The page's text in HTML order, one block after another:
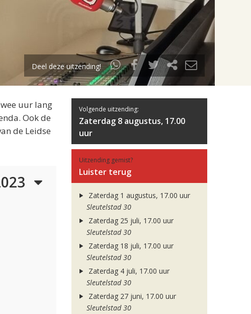
Deel deze uitzending!
uur lang
Ook de
de Leidse
Volgende uitzending:
Zaterdag 8 augustus, 17.00
uur
Uitzending gemist?
Luister terug
Zaterdag 1 augustus, 17.00 uur
Sleutelstad 30
Zaterdag 25 juli, 17.00 uur
Sleutelstad 30
Zaterdag 18 juli, 17.00 uur
Sleutelstad 30
Zaterdag 4 juli, 17.00 uur
Sleutelstad 30
Zaterdag 27 juni, 17.00 uur
Sleutelstad 30